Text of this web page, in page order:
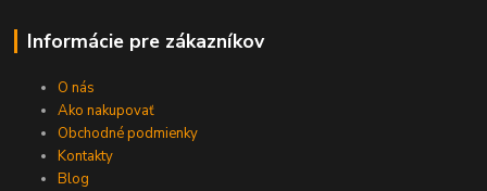
Informácie pre zákazníkov
O nás
Ako nakupovať
Obchodné podmienky
Kontakty
Blog